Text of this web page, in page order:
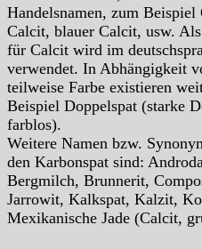
Handelsnamen, zum
Calcit, blauer Calcit, usw.
für Calcit wird im
verwendet. In Abhängigkeit
teilweise Farbe existieren
Beispiel Doppelspat (starke
farblos).
Weitere Namen bzw.
den Karbonspat sind:
Bergmilch, Brunnerit,
Jarrowit, Kalkspat, Kalzit,
Mexikanische Jade (Calcit,